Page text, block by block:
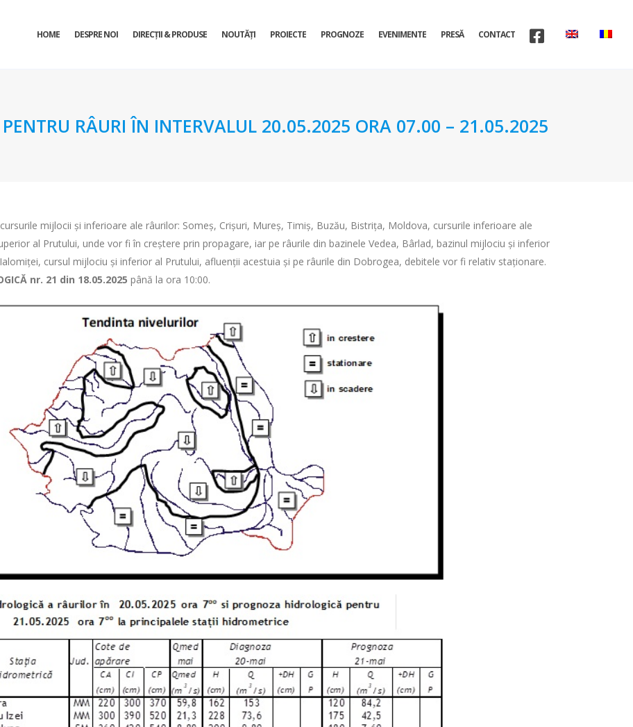
HOME DESPRE NOI DIRECŢII & PRODUSE NOUTĂȚI PROIECTE PROGNOZE EVENIMENTE PRESĂ CONTACT
RÂURI ÎN INTERVALUL 20.05.2025 ORA 07.00 – 21.05.2025
mijlocii și inferioare ale râurilor: Someș, Crișuri, Mureș, Timiș, Buzău, Bistrița, Moldova, cursurile inferioare ale
al Prutului, unde vor fi în creștere prin propagare, iar pe râurile din bazinele Vedea, Bârlad, bazinul mijlociu și inferior
cursul mijlociu și inferior al Prutului, afluenții acestuia și pe râurile din Dobrogea, debitele vor fi relativ staționare.
nr. 21 din 18.05.2025 până la ora 10:00.